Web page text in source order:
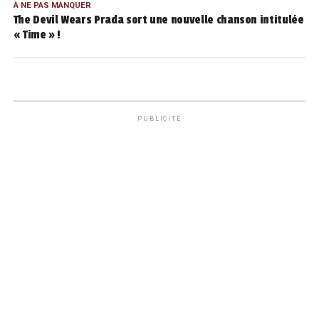
À NE PAS MANQUER
The Devil Wears Prada sort une nouvelle chanson intitulée
« Time » !
PUBLICITÉ